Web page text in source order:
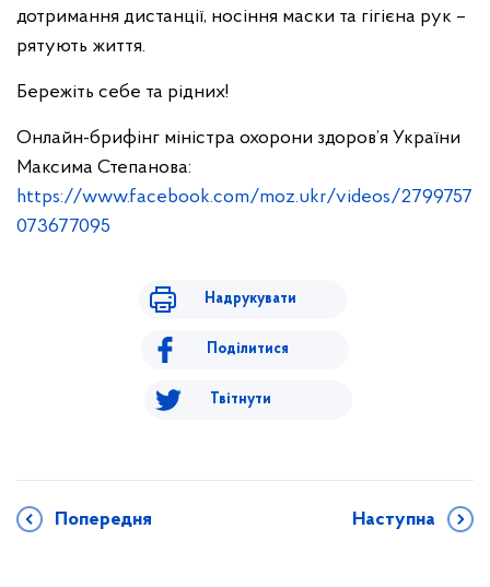
дотримання дистанції, носіння маски та гігієна рук –
рятують життя.
Бережіть себе та рідних!
Онлайн-брифінг міністра охорони здоров’я України
Максима Степанова:
https://www.facebook.com/moz.ukr/videos/2799757
073677095
Надрукувати
Поділитися
Твітнути
Попередня Наступна